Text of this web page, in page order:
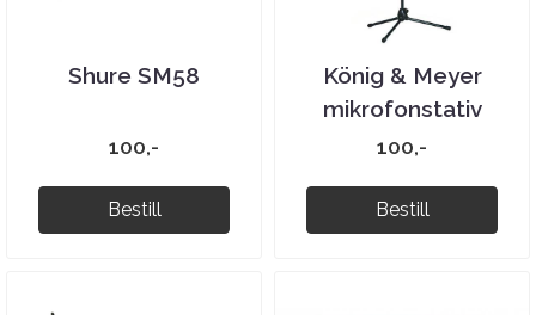
Shure SM58
100,-
Bestill
König & Meyer
mikrofonstativ
100,-
Bestill